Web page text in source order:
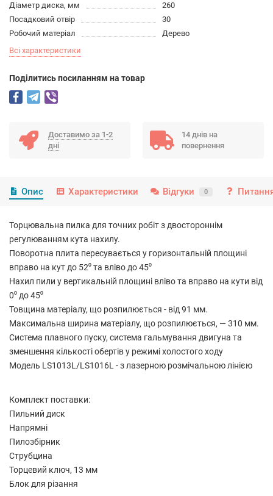
Діаметр диска, мм
260
Посадковий отвір
30
Робочий матеріал
Дерево
Всі характеристики
Подiлитись посиланням на товар
Доставимо за 1-2
дні
14 днів на
повернення
Опис Характеристики Відгуки 0
Торцювальна пилка для точних робіт з двостороннім
регулюванням кута нахилу.
Поворотна плита пересувається у горизонтальній площині
вправо на кут до 52⁰ та вліво до 45⁰
Нахил пили у вертикальній площині вліво та вправо на кути від
0⁰ до 45⁰
Товщина матеріалу, що розпилюється - від 91 мм.
Максимальна ширина матеріалу, що розпилюється, — 310 мм.
Система плавного пуску, система гальмування двигуна та
зменшення кількості обертів у режимі холостого ходу
Модель LS1013L/LS1016L - з лазерною розмічальною лінією
Комплект поставки:
Пильний диск
Напрямні
Пилозбірник
Струбцина
Торцевий ключ, 13 мм
Блок для різання